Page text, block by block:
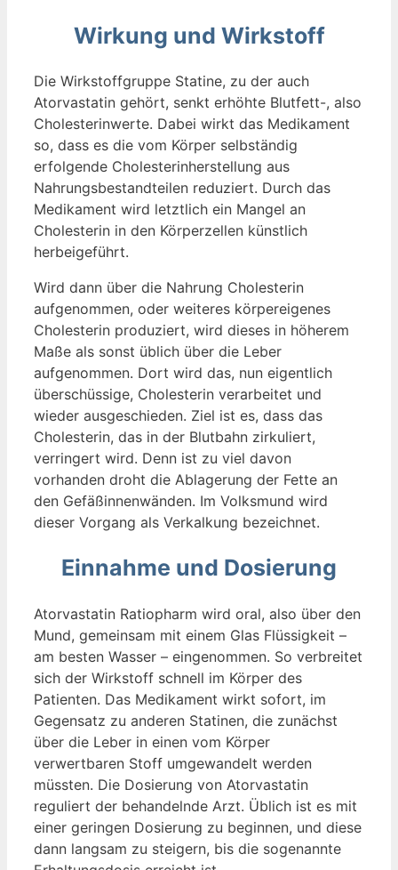
Wirkung und Wirkstoff
Die Wirkstoffgruppe Statine, zu der auch
Atorvastatin gehört, senkt erhöhte Blutfett-, also
Cholesterinwerte. Dabei wirkt das Medikament
so, dass es die vom Körper selbständig
erfolgende Cholesterinherstellung aus
Nahrungsbestandteilen reduziert. Durch das
Medikament wird letztlich ein Mangel an
Cholesterin in den Körperzellen künstlich
herbeigeführt.
Wird dann über die Nahrung Cholesterin
aufgenommen, oder weiteres körpereigenes
Cholesterin produziert, wird dieses in höherem
Maße als sonst üblich über die Leber
aufgenommen. Dort wird das, nun eigentlich
überschüssige, Cholesterin verarbeitet und
wieder ausgeschieden. Ziel ist es, dass das
Cholesterin, das in der Blutbahn zirkuliert,
verringert wird. Denn ist zu viel davon
vorhanden droht die Ablagerung der Fette an
den Gefäßinnenwänden. Im Volksmund wird
dieser Vorgang als Verkalkung bezeichnet.
Einnahme und Dosierung
Atorvastatin Ratiopharm wird oral, also über den
Mund, gemeinsam mit einem Glas Flüssigkeit –
am besten Wasser – eingenommen. So verbreitet
sich der Wirkstoff schnell im Körper des
Patienten. Das Medikament wirkt sofort, im
Gegensatz zu anderen Statinen, die zunächst
über die Leber in einen vom Körper
verwertbaren Stoff umgewandelt werden
müssten. Die Dosierung von Atorvastatin
reguliert der behandelnde Arzt. Üblich ist es mit
einer geringen Dosierung zu beginnen, und diese
dann langsam zu steigern, bis die sogenannte